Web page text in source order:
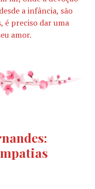
a infância, são
é preciso dar uma
amor.